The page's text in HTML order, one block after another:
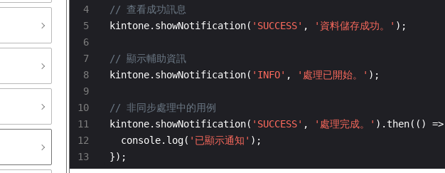
4
5
6
7
8
9
10
11
13
kintone.showNotification( 'SUCCESS' , '資料儲存成功。'
kintone.showNotification( 'INFO' , '處理已開始。'
kintone.showNotification( 'SUCCESS' , '處理完成。'
  console.log(
'已顯示通知'
});